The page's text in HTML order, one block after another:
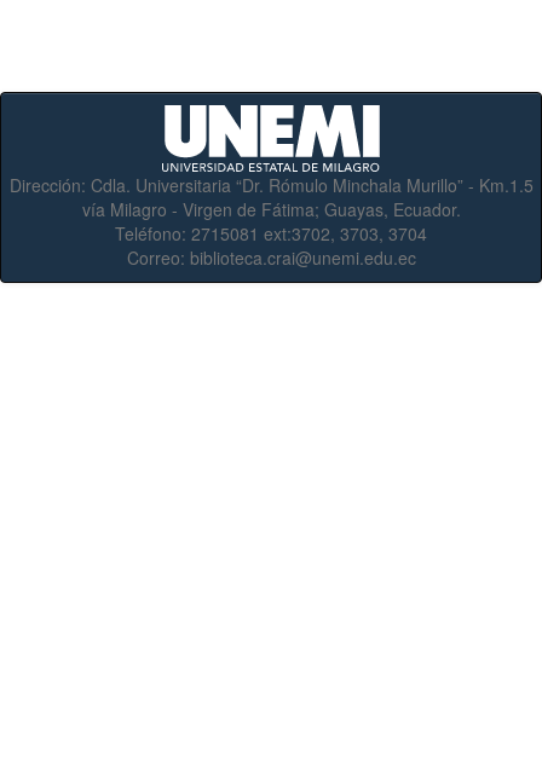
Dirección: Cdla. Universitaria “Dr. Rómulo Minchala Murillo” - Km.1.5
vía Milagro - Virgen de Fátima; Guayas, Ecuador.
Teléfono: 2715081 ext:3702, 3703, 3704
Correo: biblioteca.crai@unemi.edu.ec